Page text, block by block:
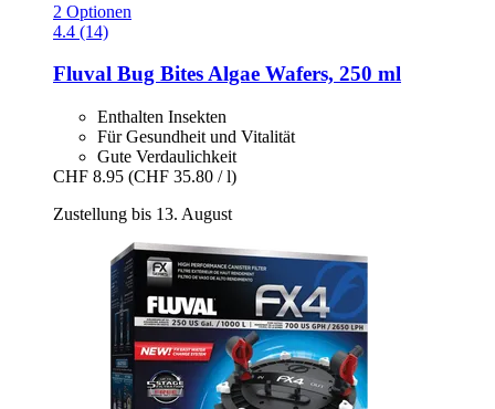
2 Optionen
4.4 (14)
Fluval Bug Bites Algae Wafers, 250 ml
Enthalten Insekten
Für Gesundheit und Vitalität
Gute Verdaulichkeit
CHF 8.95 (CHF 35.80 / l)
Zustellung bis 13. August